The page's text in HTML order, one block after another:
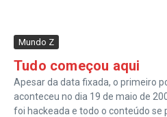
Mundo Z
Tudo começou aqui
Apesar da data fixada, o primeiro
aconteceu no dia 19 de maio de
foi hackeada e todo o conteúdo se